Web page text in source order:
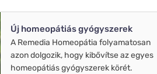
Új homeopátiás gyógyszerek
A Remedia Homeopátia folyamatosan
azon dolgozik, hogy kibővítse az egyes
homeopátiás gyógyszerek körét.